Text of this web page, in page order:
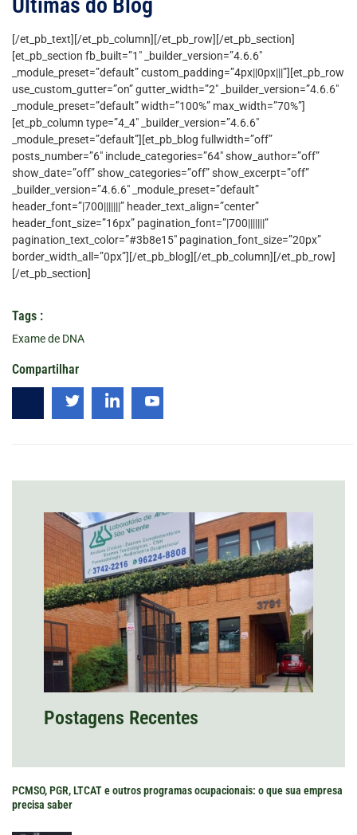
Postagens Recentes
PCMSO, PGR, LTCAT e outros programas ocupacionais: o que sua empresa
precisa saber
Últimas do Blog
[/et_pb_text][/et_pb_column][/et_pb_row][/et_pb_section]
[et_pb_section fb_built=”1″ _builder_version=”4.6.6″
_module_preset=”default” custom_padding=”4px||0px|||”][et_pb_row
use_custom_gutter=”on” gutter_width=”2″ _builder_version=”4.6.6″
_module_preset=”default” width=”100%” max_width=”70%”]
[et_pb_column type=”4_4″ _builder_version=”4.6.6″
_module_preset=”default”][et_pb_blog fullwidth=”off”
posts_number=”6″ include_categories=”64″ show_author=”off”
show_date=”off” show_categories=”off” show_excerpt=”off”
_builder_version=”4.6.6″ _module_preset=”default”
header_font=”|700|||||||” header_text_align=”center”
header_font_size=”16px” pagination_font=”|700|||||||”
pagination_text_color=”#3b8e15″ pagination_font_size=”20px”
border_width_all=”0px”][/et_pb_blog][/et_pb_column][/et_pb_row]
[/et_pb_section]
Tags :
Exame de DNA
Compartilhar